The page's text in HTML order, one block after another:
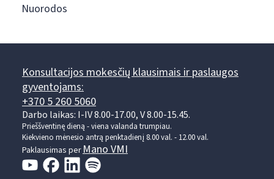
Nuorodos
Konsultacijos mokesčių klausimais ir paslaugos
gyventojams:
+370 5 260 5060
Darbo laikas: I-IV 8.00-17.00, V 8.00-15.45.
Prieššventinę dieną - viena valanda trumpiau.
Kiekvieno mėnesio antrą penktadienį 8.00 val. - 12.00 val.
Paklausimas per Mano VMI